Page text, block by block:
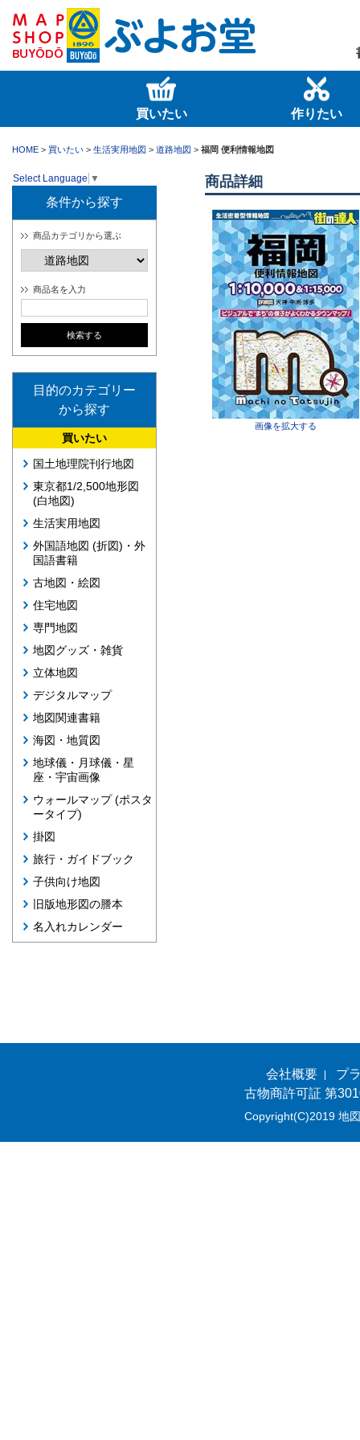
買いたい 作りたい
HOME > 買いたい > 生活実用地図 > 道路地図 > 福岡 便利情報地図
Select Language ▼
条件から探す
商品カテゴリから選ぶ
商品名を入力
目的のカテゴリー
から探す
買いたい
国土地理院刊行地図
東京都1/2,500地形図
(白地図)
生活実用地図
外国語地図 (折図)・外
国語書籍
古地図・絵図
住宅地図
専門地図
地図グッズ・雑貨
立体地図
デジタルマップ
地図関連書籍
海図・地質図
地球儀・月球儀・星
座・宇宙画像
ウォールマップ (ポスタ
ータイプ)
掛図
旅行・ガイドブック
子供向け地図
旧版地形図の謄本
名入れカレンダー
商品詳細
画像を拡大する
会社概要
プ
古物商許可証 第
Copyright(C)2019 地